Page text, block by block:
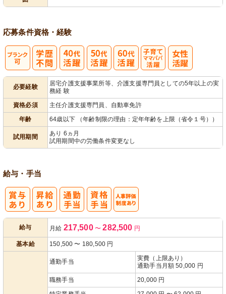
応募条件資格・経験
必要経験
居宅介護支援事業所等、介護支援専門員としての5年以上の実
務経 験
資格必須
主任介護支援専門員、自動車免許
年齢
64歳以下 （年齢制限の理由：定年年齢を上限（省令１号））
試用期間
あり 6ヵ月
試用期間中の労働条件変更なし
給与・手当
給与 月給 217,500 〜 282,500 円
基本給 150,500 〜 180,500 円
通勤手当
実費（上限あり）
通勤手当月額 50,000 円
職務手当
20,000 円